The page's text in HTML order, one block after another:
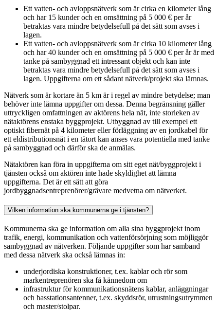
Ett vatten- och avloppsnätverk som är cirka en kilometer lång
och har 15 kunder och en omsättning på 5 000 € per år
betraktas vara mindre betydelsefull på det sätt som avses i
lagen.
Ett vatten- och avloppsnätverk som är cirka 10 kilometer lång
och har 40 kunder och en omsättning på 5 000 € per år är med
tanke på sambyggnad ett intressant objekt och kan inte
betraktas vara mindre betydelsefull på det sätt som avses i
lagen. Uppgifterna om ett sådant nätverk/projekt ska lämnas.
Nätverk som är kortare än 5 km är i regel av mindre betydelse; man
behöver inte lämna uppgifter om dessa. Denna begränsning gäller
uttryckligen omfattningen av aktörens hela nät, inte storleken av
nätaktörens enstaka byggprojekt. Utbyggnad av till exempel ett
optiskt fibernät på 4 kilometer eller förläggning av en jordkabel för
ett eldistributionsnät i en tätort kan anses vara potentiella med tanke
på sambyggnad och därför ska de anmälas.
Nätaktören kan föra in uppgifterna om sitt eget nät/byggprojekt i
tjänsten också om aktören inte hade skyldighet att lämna
uppgifterna. Det är ett sätt att göra
jordbyggnadsentreprenörer/grävare medvetna om nätverket.
Vilken information ska kommunerna ge i tjänsten?
Kommunerna ska ge information om alla sina byggprojekt inom
trafik, energi, kommunikation och vattenförsörjning som möjliggör
sambyggnad av nätverken. Följande uppgifter som har samband
med dessa nätverk ska också lämnas in:
underjordiska konstruktioner, t.ex. kablar och rör som
markentreprenören ska få kännedom om
infrastruktur för kommunikationsnätens kablar, anläggningar
och basstationsantenner, t.ex. skyddsrör, utrustningsutrymmen
och master/stolpar.